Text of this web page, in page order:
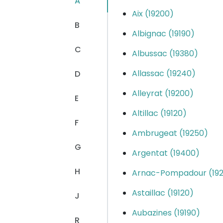
B
C
D
E
F
G
H
J
R
Aix (19200)
Albignac (19190)
Albussac (19380)
Allassac (19240)
Alleyrat (19200)
Altillac (19120)
Ambrugeat (19250)
Argentat (19400)
Arnac-Pompadour
Astaillac (19120)
Aubazines (19190)